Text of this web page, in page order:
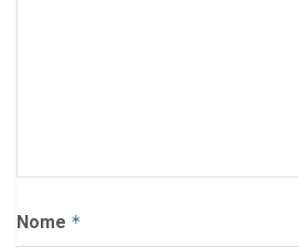
Nome *